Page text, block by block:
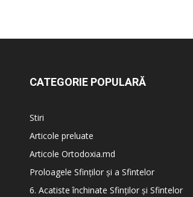
CATEGORIE POPULARĂ
Stiri
Articole preluate
Articole Ortodoxia.md
Proloagele Sfinților și a Sfintelor
6. Acatiste închinate Sfinților și Sfintelor